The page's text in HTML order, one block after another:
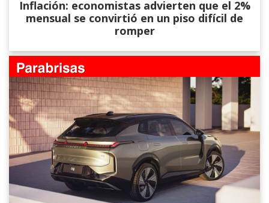
Inflación: economistas advierten que el 2%
mensual se convirtió en un piso difícil de
romper